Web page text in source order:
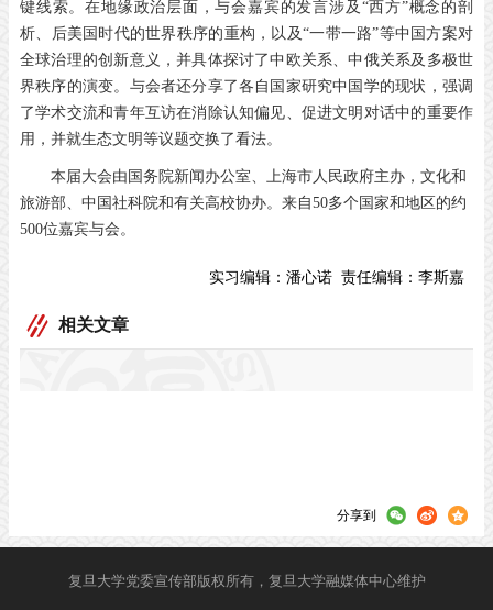
键线索。在地缘政治层面，与会嘉宾的发言涉及“西方”概念的剖
析、后美国时代的世界秩序的重构，以及“一带一路”等中国方案对
全球治理的创新意义，并具体探讨了中欧关系、中俄关系及多极世
界秩序的演变。与会者还分享了各自国家研究中国学的现状，强调
了学术交流和青年互访在消除认知偏见、促进文明对话中的重要作
用，并就生态文明等议题交换了看法。
本届大会由国务院新闻办公室、上海市人民政府主办，文化和
旅游部、中国社科院和有关高校协办。来自50多个国家和地区的约
500位嘉宾与会。
实习编辑： 潘心诺 责任编辑： 李斯嘉
相关文章
分享到
复旦大学党委宣传部版权所有，复旦大学融媒体中心维护